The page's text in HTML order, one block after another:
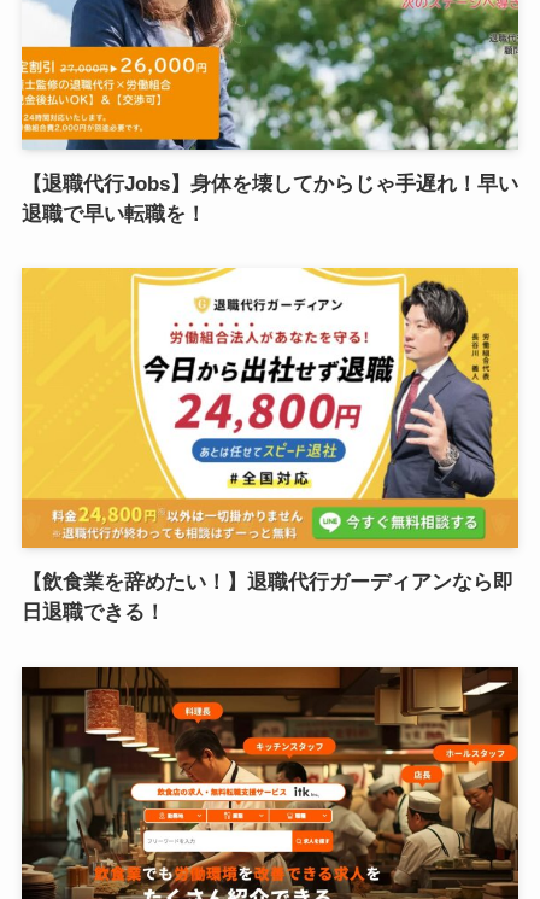
【退職代行Jobs】身体を壊してからじゃ手遅れ！早い
退職で早い転職を！
【飲食業を辞めたい！】退職代行ガーディアンなら即
日退職できる！